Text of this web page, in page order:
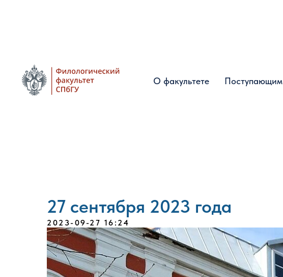
О факультете Поступающим
О факультете Поступающим
27 сентября 2023 года
2023-09-27 16:24